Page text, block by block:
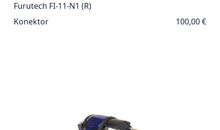
Furutech FI-11-N1 (R)
Konektor
100,00 €